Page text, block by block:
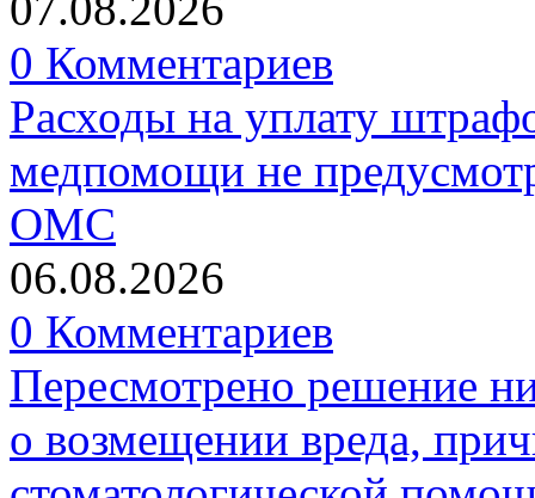
0 Комментариев
Расходы на уплату
медпомощи не
ОМС
06.08.2026
0 Комментариев
Пересмотрено решение
о возмещении вреда,